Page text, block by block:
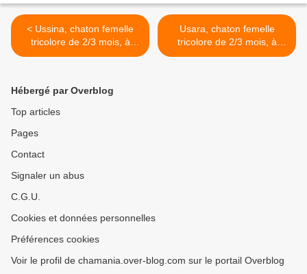
< Ussina, chaton femelle
tricolore de 2/3 mois, à
l'adoption -> adoptée
Usara, chaton femelle
tricolore de 2/3 mois, à
l'adoption -> adoptée avec
Hébergé par Overblog
Top articles
Pages
Contact
Signaler un abus
C.G.U.
Cookies et données personnelles
Préférences cookies
Voir le profil de chamania.over-blog.com sur le portail Overblog